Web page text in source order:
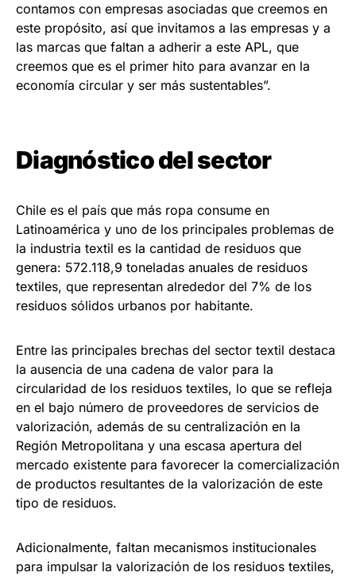
contamos con empresas asociadas que creemos en
este propósito, así que invitamos a las empresas y a
las marcas que faltan a adherir a este APL, que
creemos que es el primer hito para avanzar en la
economía circular y ser más sustentables”.
Diagnóstico del sector
Chile es el país que más ropa consume en
Latinoamérica y uno de los principales problemas de
la industria textil es la cantidad de residuos que
genera: 572.118,9 toneladas anuales de residuos
textiles, que representan alrededor del 7% de los
residuos sólidos urbanos por habitante.
Entre las principales brechas del sector textil destaca
la ausencia de una cadena de valor para la
circularidad de los residuos textiles, lo que se refleja
en el bajo número de proveedores de servicios de
valorización, además de su centralización en la
Región Metropolitana y una escasa apertura del
mercado existente para favorecer la comercialización
de productos resultantes de la valorización de este
tipo de residuos.
Adicionalmente, faltan mecanismos institucionales
para impulsar la valorización de los residuos textiles,